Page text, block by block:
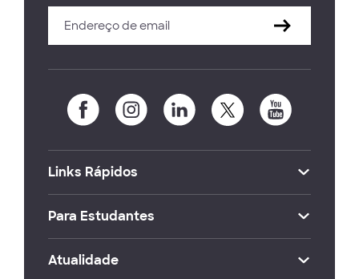
Links Rápidos
Para Estudantes
Atualidade